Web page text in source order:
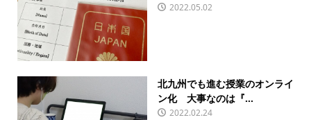
2022.05.02
北九州でも進む授業のオンライ
ン化 大事なのは『...
2022.02.24